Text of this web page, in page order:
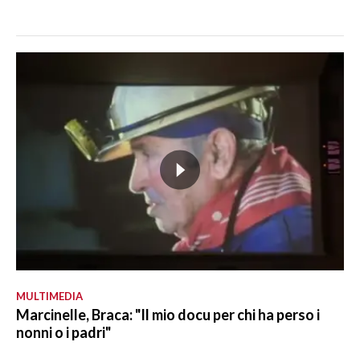
MULTIMEDIA
Marcinelle, Braca: "Il mio docu per chi ha perso i
nonni o i padri"